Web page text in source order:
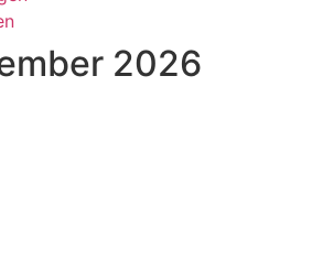
2026